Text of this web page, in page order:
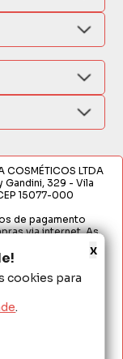
cookies para
.
x
LTDA
329 - Vila
15077-000
de pagamento
via internet. As
nossa autorização.
valor válido é o do
de pagamento
válidas até o
sujeitas à